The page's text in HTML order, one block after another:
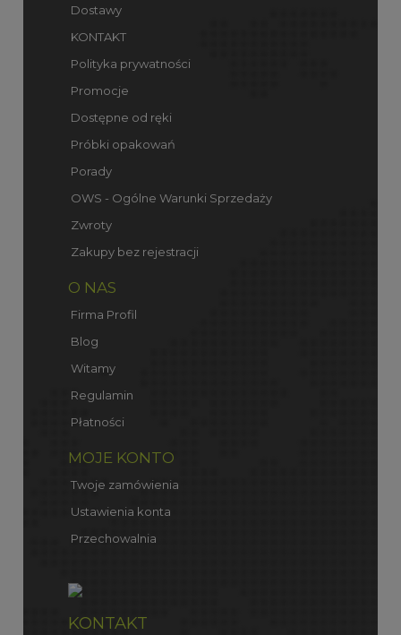
Dostawy
KONTAKT
Polityka prywatności
Promocje
Dostępne od ręki
Próbki opakowań
Porady
OWS - Ogólne Warunki Sprzedaży
Zwroty
Zakupy bez rejestracji
O NAS
Firma Profil
Blog
Witamy
Regulamin
Płatności
MOJE KONTO
Twoje zamówienia
Ustawienia konta
Przechowalnia
KONTAKT